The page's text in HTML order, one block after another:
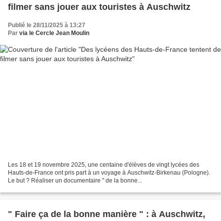
filmer sans jouer aux touristes à Auschwitz
Publié le 28/11/2025 à 13:27
Par via le Cercle Jean Moulin
Les 18 et 19 novembre 2025, une centaine d'élèves de vingt lycées des
Hauts-de-France ont pris part à un voyage à Auschwitz-Birkenau (Pologne).
Le but ? Réaliser un documentaire " de la bonne...
" Faire ça de la bonne manière " : à Auschwitz,